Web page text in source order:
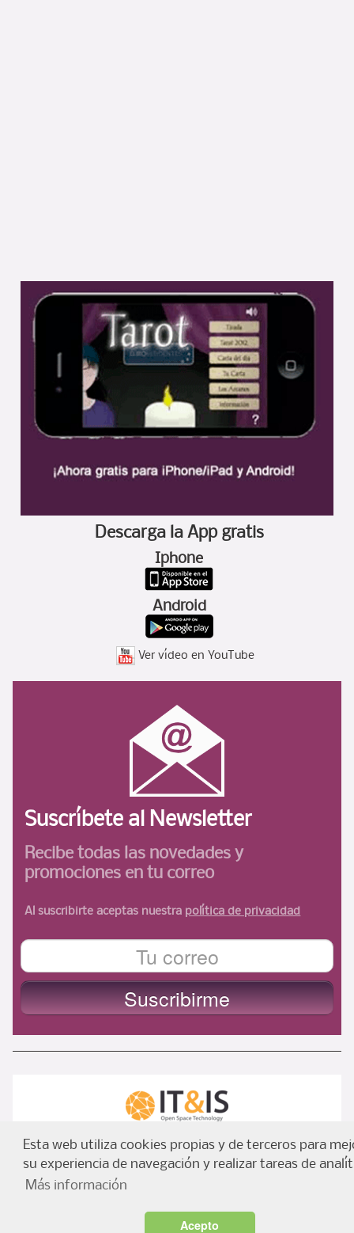
Descarga la App gratis
Iphone
Android
Ver vídeo en YouTube
Suscríbete al Newsletter
Recibe todas las novedadesy
promociones en tu correo
Al suscribirte aceptas nuestra política de privacidad
ItyIs Siglo XXI | España, Spain © 2021 | Euroresidentes
AVISO LEGAL|ADVERTENCIA|Principios generales de
euroresidentes(usuarios y equipo)
Cookies en Euroresidentes
Esta web utiliza cookies propias y de terceros para
su experiencia de navegación y realizar tareas de
Más información